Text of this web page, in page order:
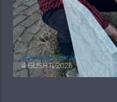
Kushtrim Guraj
4 GUSHT, 2026